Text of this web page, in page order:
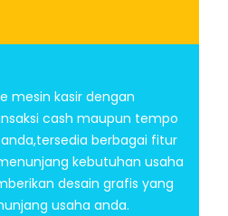
mesin kasir dengan
cash maupun tempo
berbagai fitur
kebutuhan usaha
desain grafis yang
usaha anda.